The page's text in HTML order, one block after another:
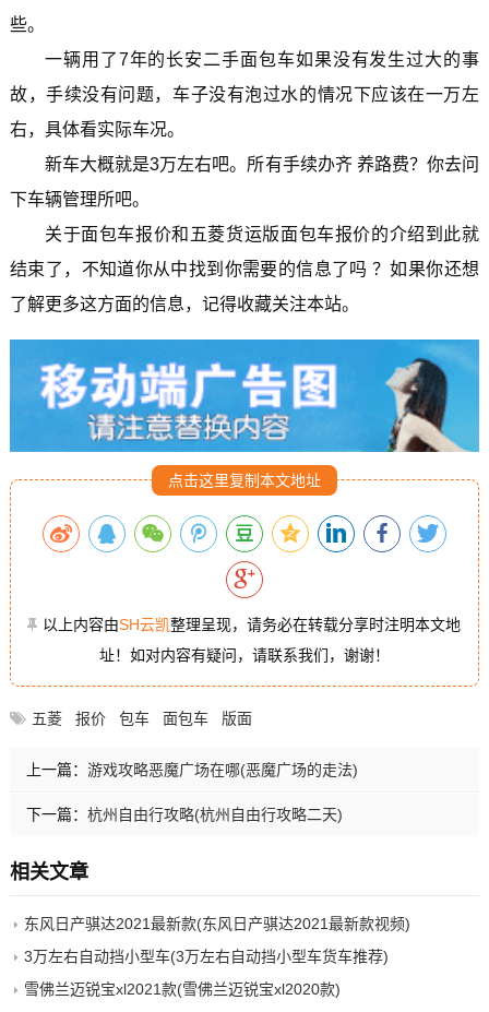
些。
一辆用了7年的长安二手面包车如果没有发生过大的事
故，手续没有问题，车子没有泡过水的情况下应该在一万左
右，具体看实际车况。
新车大概就是3万左右吧。所有手续办齐 养路费？你去问
下车辆管理所吧。
关于面包车报价和五菱货运版面包车报价的介绍到此就
结束了，不知道你从中找到你需要的信息了吗 ？如果你还想
了解更多这方面的信息，记得收藏关注本站。
点击这里复制本文地址
以上内容由SH云凯整理呈现，请务必在转载分享时注明本文地
址！如对内容有疑问，请联系我们，谢谢！
五菱 报价 包车 面包车 版面
上一篇： 游戏攻略恶魔广场在哪(恶魔广场的走法)
下一篇： 杭州自由行攻略(杭州自由行攻略二天)
相关文章
东风日产骐达2021最新款(东风日产骐达2021最新款视频)
3万左右自动挡小型车(3万左右自动挡小型车货车推荐)
雪佛兰迈锐宝xl2021款(雪佛兰迈锐宝xl2020款)